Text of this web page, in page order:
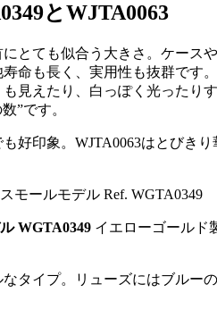
とWJTA0063
とても似合う大きさ。ケー
命も長く、実用性も抜群です。
見えたり、白っぽく光ったり
”です。
好印象。WJTA0063はとびき
WGTA0349 イエローゴールド
タイプ。リューズにはブル